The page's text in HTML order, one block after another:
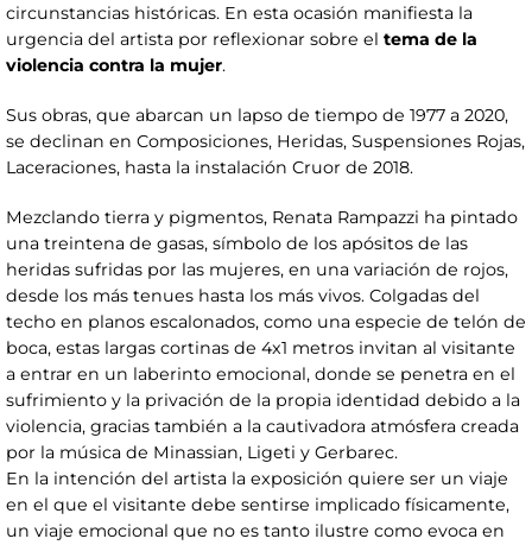
circunstancias históricas. En esta ocasión manifiesta la
urgencia del artista por reflexionar sobre el tema de la
violencia contra la mujer.
Sus obras, que abarcan un lapso de tiempo de 1977 a 2020,
se declinan en Composiciones, Heridas, Suspensiones Rojas,
Laceraciones, hasta la instalación Cruor de 2018.
Mezclando tierra y pigmentos, Renata Rampazzi ha pintado
una treintena de gasas, símbolo de los apósitos de las
heridas sufridas por las mujeres, en una variación de rojos,
desde los más tenues hasta los más vivos. Colgadas del
techo en planos escalonados, como una especie de telón de
boca, estas largas cortinas de 4x1 metros invitan al visitante
a entrar en un laberinto emocional, donde se penetra en el
sufrimiento y la privación de la propia identidad debido a la
violencia, gracias también a la cautivadora atmósfera creada
por la música de Minassian, Ligeti y Gerbarec.
En la intención del artista la exposición quiere ser un viaje
en el que el visitante debe sentirse implicado físicamente,
un viaje emocional que no es tanto ilustre como evoca en